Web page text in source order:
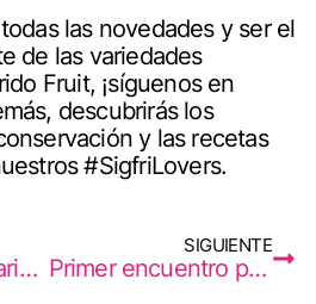
las novedades y ser el
de las variedades
Fruit, ¡síguenos en
descubrirás los
y las recetas
#SigfriLovers.
Propiedades y Variedades del Mango Español
SIGUIENTE
Primer encuentro post-Covid ‘Conoce mi Casa’ de GastroClub Empresarial celebrado en Sigfrido Fruit